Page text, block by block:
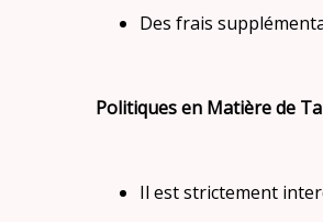
Des frais
Politiques en Matière de
Il est strictement